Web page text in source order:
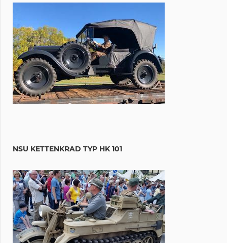
NSU KETTENKRAD TYP HK 101